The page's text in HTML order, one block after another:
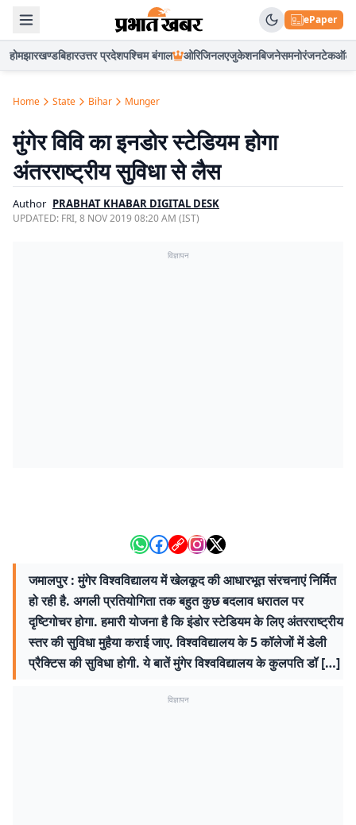
ePaper
होमझारखण्डबिहारउत्तर प्रदेशपश्चिम बंगाल ओरिजिनलएजुकेशनबिजनेसमनोरंजनटेकऑटो
Home State Bihar Munger
मुंगेर विवि का इनडोर स्टेडियम होगा
अंतरराष्ट्रीय सुविधा से लैस
Author PRABHAT KHABAR DIGITAL DESK
UPDATED: FRI, 8 NOV 2019 08:20 AM (IST)
विज्ञापन
जमालपुर : मुंगेर विश्वविद्यालय में खेलकूद की आधारभूत संरचनाएं निर्मित
हो रही है. अगली प्रतियोगिता तक बहुत कुछ बदलाव धरातल पर
दृष्टिगोचर होगा. हमारी योजना है कि इंडोर स्टेडियम के लिए अंतरराष्ट्रीय
स्तर की सुविधा मुहैया कराई जाए. विश्वविद्यालय के 5 कॉलेजों में डेली
प्रैक्टिस की सुविधा होगी. ये बातें मुंगेर विश्वविद्यालय के कुलपति डॉ […]
विज्ञापन